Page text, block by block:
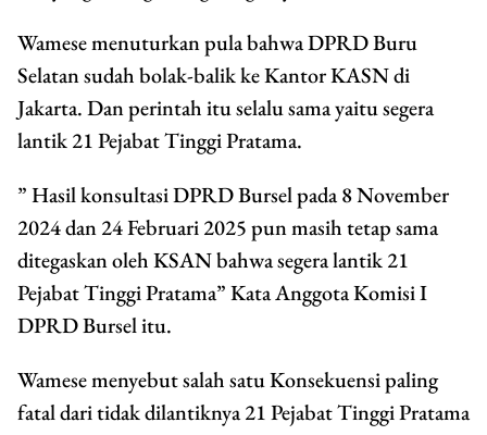
Wamese menuturkan pula bahwa DPRD Buru
Selatan sudah bolak-balik ke Kantor KASN di
Jakarta. Dan perintah itu selalu sama yaitu segera
lantik 21 Pejabat Tinggi Pratama.
” Hasil konsultasi DPRD Bursel pada 8 November
2024 dan 24 Februari 2025 pun masih tetap sama
ditegaskan oleh KSAN bahwa segera lantik 21
Pejabat Tinggi Pratama” Kata Anggota Komisi I
DPRD Bursel itu.
Wamese menyebut salah satu Konsekuensi paling
fatal dari tidak dilantiknya 21 Pejabat Tinggi Pratama